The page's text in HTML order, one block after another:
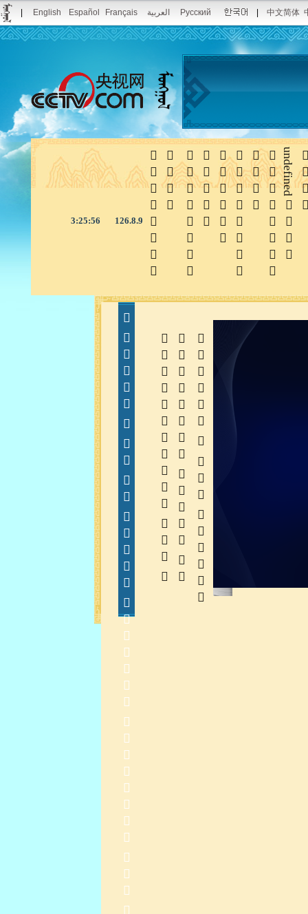
English Español Français العربية Русский 中文简体
3:25:56 126.8.9

 undefined






     
    